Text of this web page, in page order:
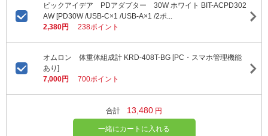
ビックアイデア PDアダプター 30W ホワイト BIT-ACPD302
AW [PD30W /USB-C×1 /USB-A×1 /2ポ...
2,380円
238ポイント
オムロン 体重体組成計 KRD-408T-BG [PC・スマホ管理機能
あり]
7,000円
700ポイント
合計 13,480 円
一緒にカートに入れる